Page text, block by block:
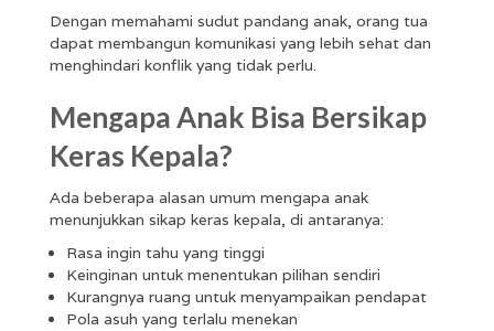
Dengan memahami sudut pandang anak, orang tua
dapat membangun komunikasi yang lebih sehat dan
menghindari konflik yang tidak perlu.
Mengapa Anak Bisa Bersikap
Keras Kepala?
Ada beberapa alasan umum mengapa anak
menunjukkan sikap keras kepala, di antaranya:
Rasa ingin tahu yang tinggi
Keinginan untuk menentukan pilihan sendiri
Kurangnya ruang untuk menyampaikan pendapat
Pola asuh yang terlalu menekan